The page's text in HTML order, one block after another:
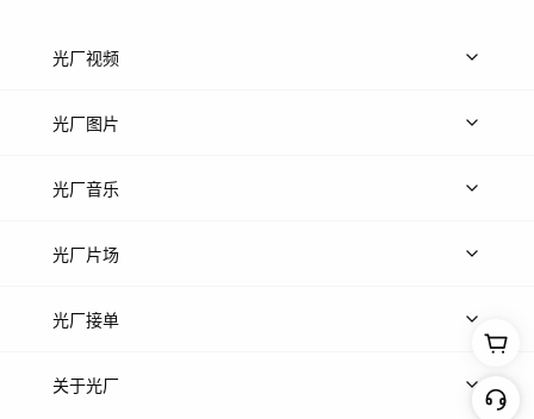
光厂视频
上传视频
光厂图片
上传图片
光厂音乐
热门音乐
光厂片场
上传案例
光厂接单
上架服务
关于光厂